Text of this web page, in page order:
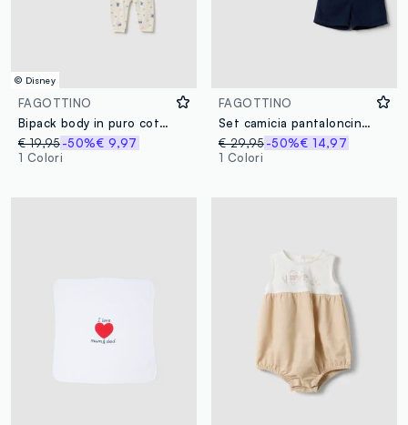
© Disney
FAGOTTINO
Bipack body in puro cotone multicolor con maniche lunghe per neonati
€ 19,95-50%€ 9,97
1 Colori
FAGOTTINO
Set camicia pantaloncino in misto lino multicolor da bimbo regular fit
€ 29,95 -50%€ 14,97
1 Colori